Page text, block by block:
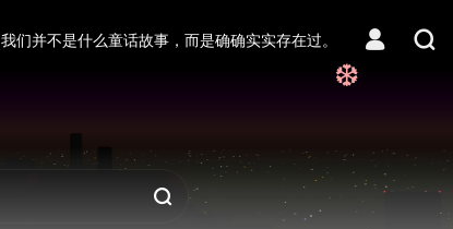
我们并不是什么童话故事，而是确确实实存在过。
❆